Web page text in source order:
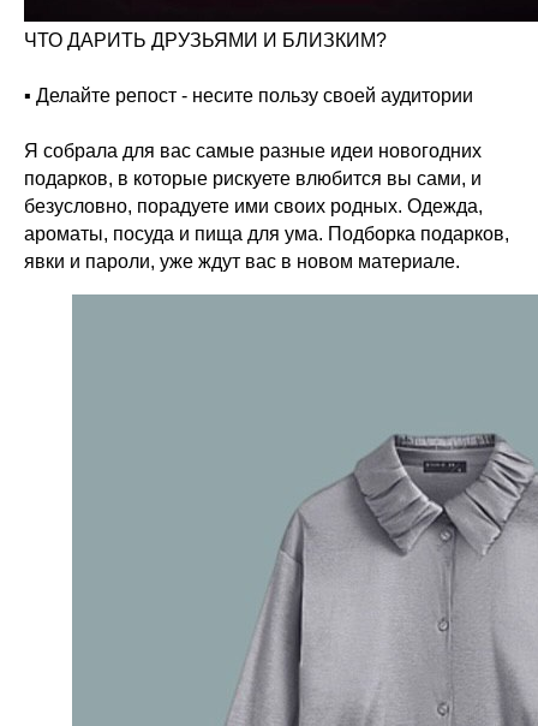
ЧТО ДАРИТЬ ДРУЗЬЯМИ И БЛИЗКИМ?
▪️ Делайте репост - несите пользу своей аудитории
Я собрала для вас самые разные идеи новогодних
подарков, в которые рискуете влюбится вы сами, и
безусловно, порадуете ими своих родных. Одежда,
ароматы, посуда и пища для ума. Подборка подарков,
явки и пароли, уже ждут вас в новом материале.